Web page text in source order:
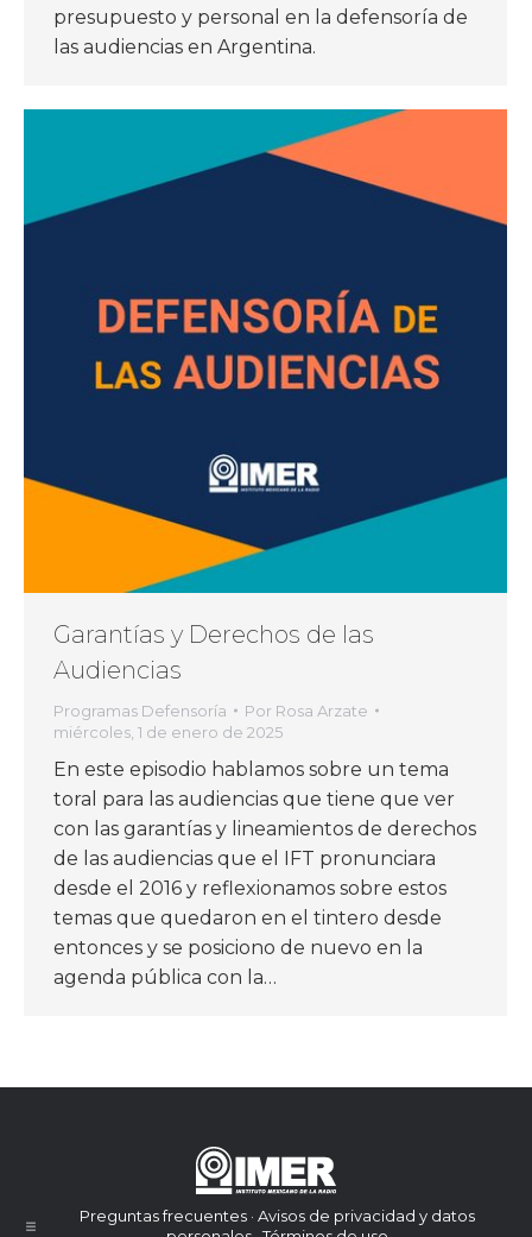
presupuesto y personal en la defensoría de
las audiencias en Argentina.
Garantías y Derechos de las
Audiencias
Programas Defensoría Por Rosa Arzate
miércoles, 1 de enero de 2025
En este episodio hablamos sobre un tema
toral para las audiencias que tiene que ver
con las garantías y lineamientos de derechos
de las audiencias que el IFT pronunciara
desde el 2016 y reflexionamos sobre estos
temas que quedaron en el tintero desde
entonces y se posiciono de nuevo en la
agenda pública con la…
Preguntas frecuentes · Avisos de privacidad y datos